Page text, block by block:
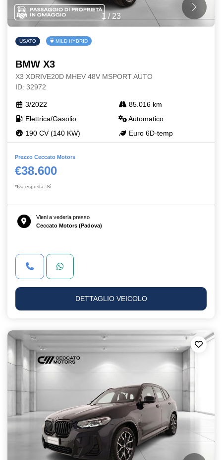
1 / 23
USATO MILD HYBRID
BMW X3
X3 XDRIVE20D MHEV 48V MSPORT AUTO
ID: 32972
3/2022
85.016 km
Elettrica/Gasolio
Automatico
190 CV (140 KW)
Euro 6D-temp
Prezzo Ceccato Motors
€38.600
*Iva esposta: Sì
Vieni a vederla presso
Ceccato Motors (Padova)
DETTAGLIO VEICOLO